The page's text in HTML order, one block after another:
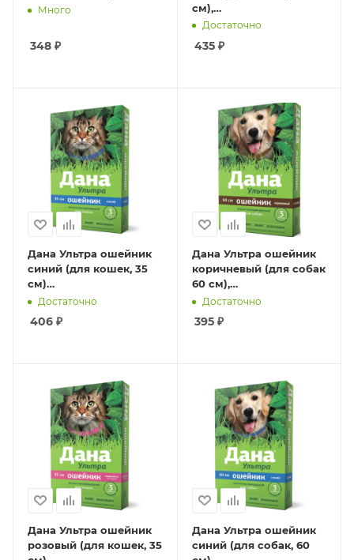
Много
348 ₽
см),
инсектоакарицидный
Достаточно
435₽
Дана Ультра ошейник
синий (для кошек, 35
см)
инсектоакарицидный
Достаточно
406 ₽
Дана Ультра ошейник
коричневый (для собак
60 см),
инсектоакарицидный
Достаточно
395₽
Дана Ультра ошейник
розовый (для кошек, 35
Дана Ультра ошейник
синий (для собак, 60